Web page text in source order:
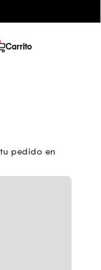
Carrito
pedido en